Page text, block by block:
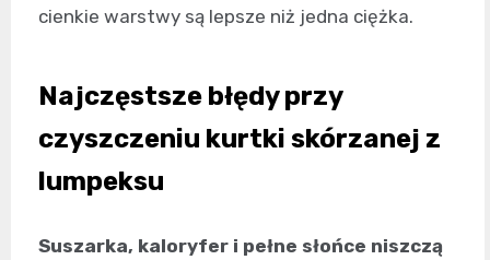
cienkie warstwy są lepsze niż jedna ciężka.
Najczęstsze błędy przy
czyszczeniu kurtki skórzanej z
lumpeksu
Suszarka, kaloryfer i pełne słońce niszczą